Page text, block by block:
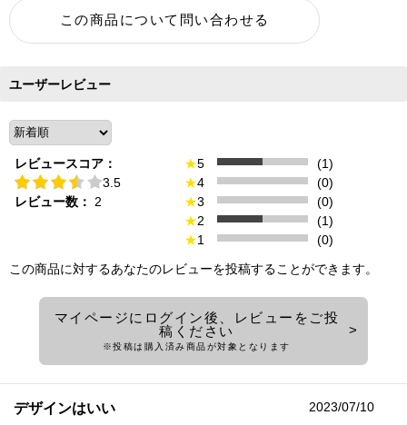
ユーザーレビュー
レビュースコア：
3.5
レビュー数：
2
★5
(1)
★4
(0)
★3
(0)
★2
(1)
★1
(0)
この商品に対するあなたのレビューを投稿することができます。
マイページにログイン後、レビューをご投
稿ください
※投稿は購入済み商品が対象となります
デザインはいい 2023/07/10